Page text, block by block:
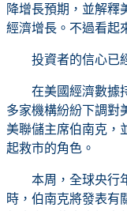
降增長預期，並解釋
經濟增長。不過看起
投資者的信心已經
在美國經濟數據持
多家機構紛紛下調對
美聯儲主席伯南克，
起救市的角色。
本周，全球央行年
時，伯南克將發表有